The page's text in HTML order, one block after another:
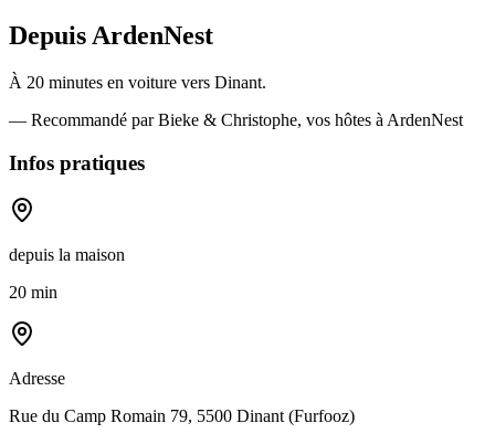
Depuis ArdenNest
À 20 minutes en voiture vers Dinant.
— Recommandé par Bieke & Christophe, vos hôtes à ArdenNest
Infos pratiques
depuis la maison
20 min
Adresse
Rue du Camp Romain 79, 5500 Dinant (Furfooz)